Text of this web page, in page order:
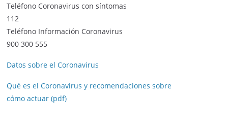
Teléfono Coronavirus con síntomas
112
Teléfono Información Coronavirus
900 300 555
Datos sobre el Coronavirus
Qué es el Coronavirus y recomendaciones sobre
cómo actuar (pdf)